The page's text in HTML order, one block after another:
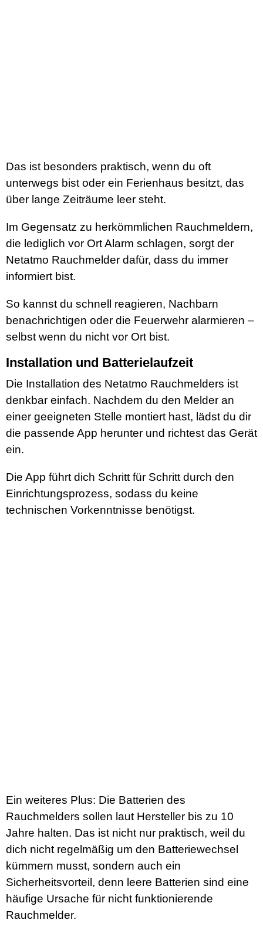
Das ist besonders praktisch, wenn du oft
unterwegs bist oder ein Ferienhaus besitzt, das
über lange Zeiträume leer steht.
Im Gegensatz zu herkömmlichen Rauchmeldern,
die lediglich vor Ort Alarm schlagen, sorgt der
Netatmo Rauchmelder dafür, dass du immer
informiert bist.
So kannst du schnell reagieren, Nachbarn
benachrichtigen oder die Feuerwehr alarmieren –
selbst wenn du nicht vor Ort bist.
Installation und Batterielaufzeit
Die Installation des Netatmo Rauchmelders ist
denkbar einfach. Nachdem du den Melder an
einer geeigneten Stelle montiert hast, lädst du dir
die passende App herunter und richtest das Gerät
ein.
Die App führt dich Schritt für Schritt durch den
Einrichtungsprozess, sodass du keine
technischen Vorkenntnisse benötigst.
Ein weiteres Plus: Die Batterien des
Rauchmelders sollen laut Hersteller bis zu 10
Jahre halten. Das ist nicht nur praktisch, weil du
dich nicht regelmäßig um den Batteriewechsel
kümmern musst, sondern auch ein
Sicherheitsvorteil, denn leere Batterien sind eine
häufige Ursache für nicht funktionierende
Rauchmelder.